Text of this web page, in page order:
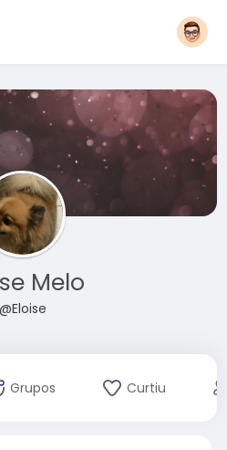
Melo
@Eloise
Grupos Curtiu